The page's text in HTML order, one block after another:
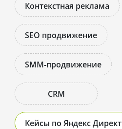
Контекстная реклама
SEO продвижение
SMM‑продвижение
CRM
Кейсы по Яндекс Директ